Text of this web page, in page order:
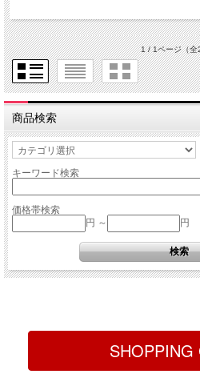
1 / 1ページ（全
商品検索
キーワード検索
価格帯検索
円 ～
円